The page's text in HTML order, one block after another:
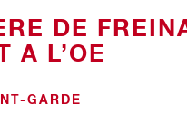
DE
A L’OE
GARDE